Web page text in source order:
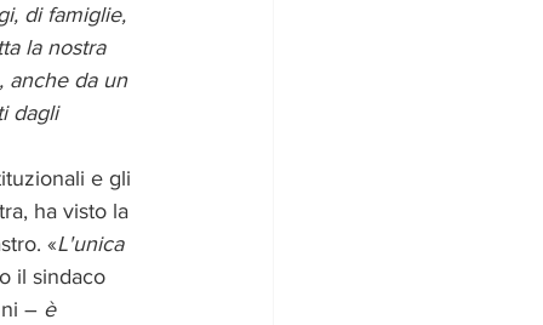
di famiglie,
la nostra
anche da un
dagli
e gli
ha visto la
«L'unica
il sindaco
– è